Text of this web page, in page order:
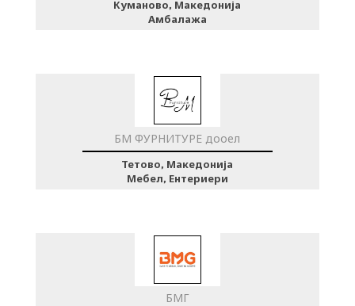
Куманово, Македонија
Амбалажа
БМ ФУРНИТУРЕ дооел
Тетово, Македонија
Мебел, Ентериери
БМГ